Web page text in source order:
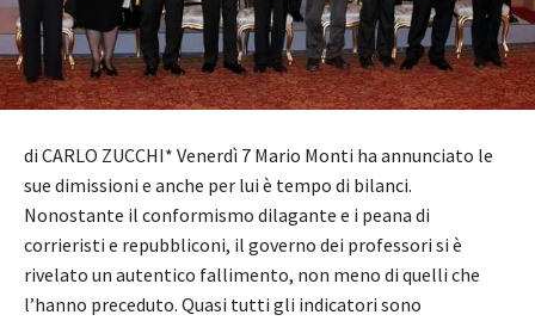
di CARLO ZUCCHI* Venerdì 7 Mario Monti ha annunciato le
sue dimissioni e anche per lui è tempo di bilanci.
Nonostante il conformismo dilagante e i peana di
corrieristi e repubbliconi, il governo dei professori si è
rivelato un autentico fallimento, non meno di quelli che
l’hanno preceduto. Quasi tutti gli indicatori sono